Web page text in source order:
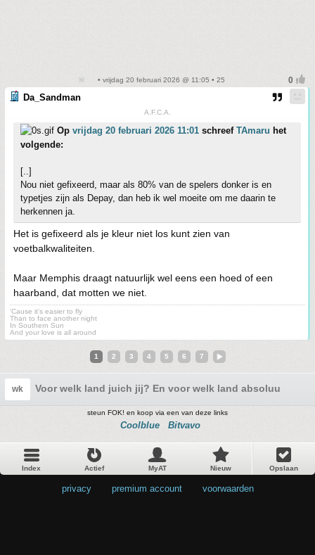
• vrijdag 20 februari 2026 @ 11:05 • 25
Da_Sandman
A.F.C.A.
Op vrijdag 20 februari 2026 11:01 schreef TAmaru het
volgende:
[..]
Nou niet gefixeerd, maar als 80% van de spelers donker is en
typetjes zijn als Depay, dan heb ik wel moeite om me daarin te
herkennen ja.
Het is gefixeerd als je kleur niet los kunt zien van
voetbalkwaliteiten.
Maar Memphis draagt natuurlijk wel eens een hoed of een
haarband, dat motten we niet.
'Cause it's easier to fly
Than to face another night
In Southern Sun
And your love is all around
1 2 3 4 5 6 7
wk Voor welk land juich jij? En voor welk land absoluut niet?
steun FOK! en koop via een van deze links
Coolblue Bitvavo
Index Actief MyAT Nieuw Opslaan
privacy premium account voorwaarden